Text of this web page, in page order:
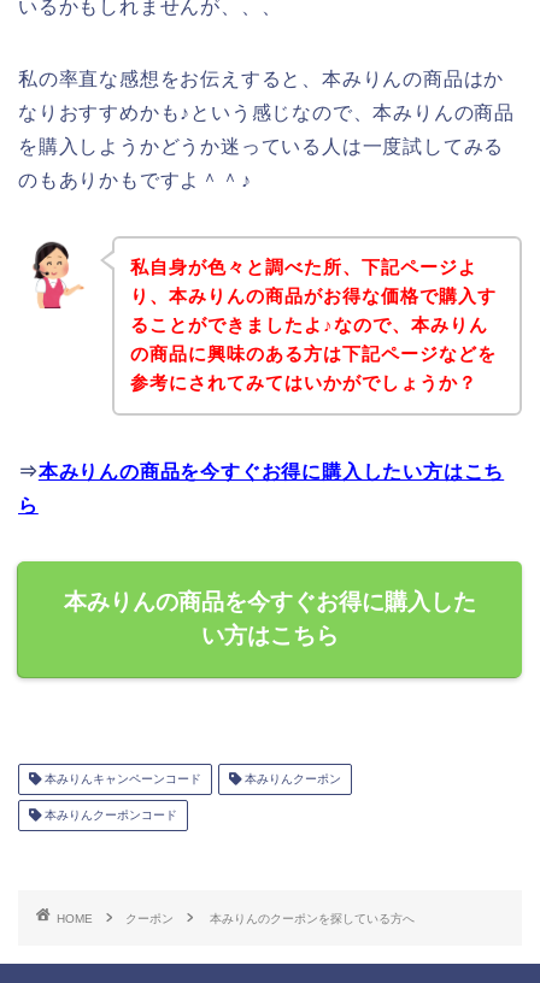
いるかもしれませんが、、、
私の率直な感想をお伝えすると、本みりんの商品はか
なりおすすめかも♪という感じなので、本みりんの商品
を購入しようかどうか迷っている人は一度試してみる
のもありかもですよ＾＾♪
私自身が色々と調べた所、下記ページよ
り、本みりんの商品がお得な価格で購入す
ることができましたよ♪なので、本みりん
の商品に興味のある方は下記ページなどを
参考にされてみてはいかがでしょうか？
⇒本みりんの商品を今すぐお得に購入したい方はこち
ら
本みりんの商品を今すぐお得に購入した
い方はこちら
本みりんキャンペーンコード 本みりんクーポン
本みりんクーポンコード
HOME クーポン 本みりんのクーポンを探している方へ